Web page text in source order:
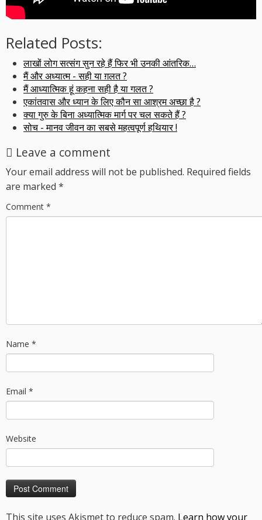
Related Posts:
लाखों लोग सत्संग सुन रहे हैं फिर भी उनकी आंतरिक…
मैं और अध्यात्म - सही या ग़लत ?
मैं आध्यात्मिक हूं कहना सही है या गलत ?
एकांतवास और ध्यान के लिए कौन सा आश्रम अच्छा है ?
क्या गुरु के बिना अध्यात्मिक मार्ग पर चल सकते हैं ?
सोच - मानव जीवन का सबसे महत्वपूर्ण हथियार !
Leave a comment
Your email address will not be published. Required fields
are marked *
Comment *
Name *
Email *
Website
This site uses Akismet to reduce spam. Learn how your